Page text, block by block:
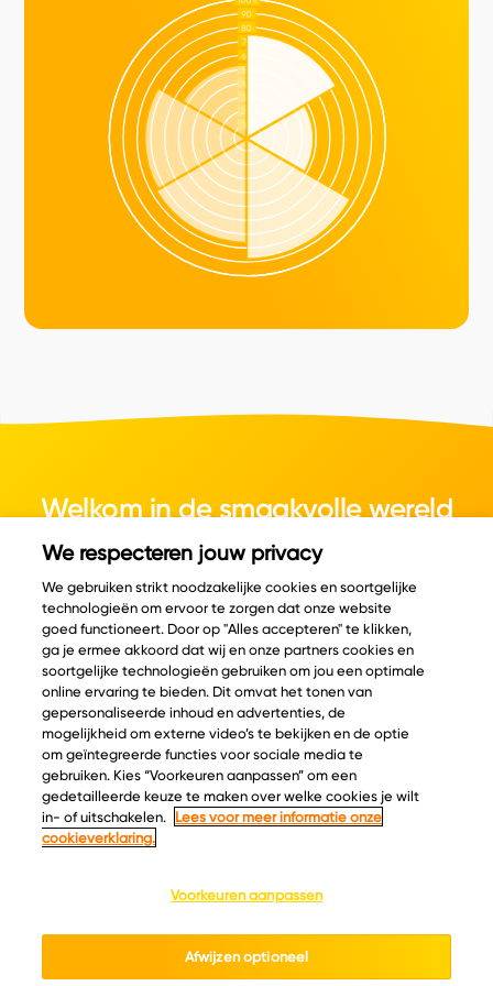
Welkom in de smaakvolle wereld
van kaas.
© Copyright 2026 Velder
Inspiratie
Kaascatalogus
Recepten
Kaasplankjes
Blog
Informatie
Over ons
Ontdek
Keurmerken
We respecteren jouw privacy
We gebruiken strikt noodzakelijke cookies en soortgelijke
technologieën om ervoor te zorgen dat onze website
goed functioneert. Door op "Alles accepteren" te klikken,
ga je ermee akkoord dat wij en onze partners cookies en
soortgelijke technologieën gebruiken om jou een optimale
online ervaring te bieden. Dit omvat het tonen van
gepersonaliseerde inhoud en advertenties, de
mogelijkheid om externe video’s te bekijken en de optie
om geïntegreerde functies voor sociale media te
gebruiken. Kies “Voorkeuren aanpassen” om een
gedetailleerde keuze te maken over welke cookies je wilt
in- of uitschakelen.
Lees voor meer informatie onze
cookieverklaring.
Voorkeuren aanpassen
Afwijzen optioneel